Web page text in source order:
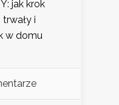
jak krok
i
w domu